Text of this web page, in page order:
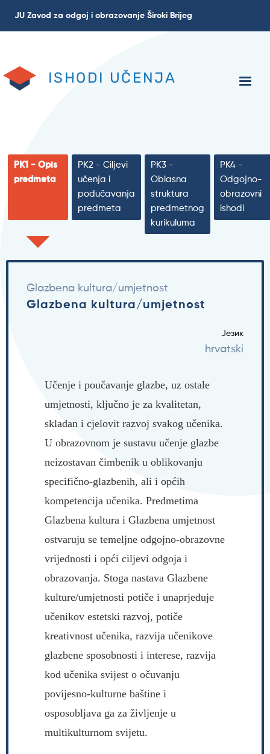
JU Zavod za odgoj i obrazovanje Široki Brijeg
ISHODI UČENJA
PK1 - Opis
predmeta
PK2 - Ciljevi
učenja i
podučavanja
predmeta
PK3 -
Oblasna
struktura
predmetnog
kurikuluma
PK4 -
Odgojno-
obrazovni
ishodi
Glazbena kultura/umjetnost
Glazbena kultura/umjetnost
Језик
hrvatski
Učenje i poučavanje glazbe, uz ostale
umjetnosti, ključno je za kvalitetan,
skladan i cjelovit razvoj svakog učenika.
U obrazovnom je sustavu učenje glazbe
neizostavan čimbenik u oblikovanju
specifično-glazbenih, ali i općih
kompetencija učenika. Predmetima
Glazbena kultura i Glazbena umjetnost
ostvaruju se temeljne odgojno-obrazovne
vrijednosti i opći ciljevi odgoja i
obrazovanja. Stoga nastava Glazbene
kulture/umjetnosti potiče i unaprjeđuje
učenikov estetski razvoj, potiče
kreativnost učenika, razvija učenikove
glazbene sposobnosti i interese, razvija
kod učenika svijest o očuvanju
povijesno-kulturne baštine i
osposobljava ga za življenje u
multikulturnom svijetu.